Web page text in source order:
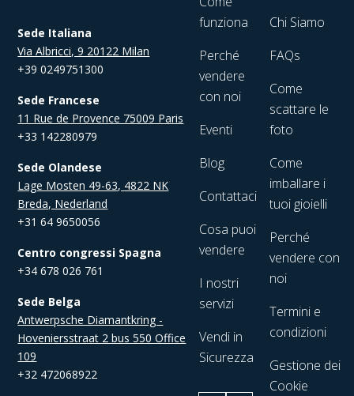
Sede Italiana
Via Albricci, 9 20122 Milan
+39 0249751300
Sede Francese
11 Rue de Provence 75009 Paris
+33 142280979
Sede Olandese
Lage Mosten 49-63, 4822 NK
Breda, Nederland
+31 64 9650056
Centro congressi Spagna
+34 678 026 761
Sede Belga
Antwerpsche Diamantkring -
Hoveniersstraat 2 bus 550 Office
109
+32 472068922
funziona
Perché
vendere
con noi
Eventi
Blog
Contattaci
Cosa puoi
vendere
I nostri
servizi
Vendi in
Sicurezza
Chi Siamo
FAQs
Come
scattare le
foto
Come
imballare i
tuoi gioielli
Perché
vendere con
noi
Termini e
condizioni
Gestione dei
Cookie